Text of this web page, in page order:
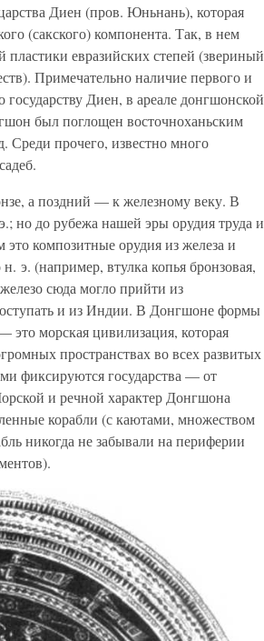
Диен (пров. Юньнань), которая
(сакского) компонента. Так, в нем
пластики евразийских степей (звериный
Примечательно наличие первого и
Диен, в ареале донгшонской
был поглощен восточноханьским
прочего, известно много
а поздний — к железному веку. В
до рубежа нашей эры орудия труда и
композитные орудия из железа и
э. (например, втулка копья бронзовая,
сюда могло прийти из
и из Индии. В Донгшоне формы
морская цивилизация, которая
пространствах во всех развитых
фиксируются государства — от
и речной характер Донгшона
корабли (с каютами, множеством
никогда не забывали на периферии